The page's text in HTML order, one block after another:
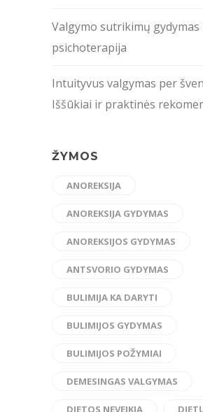
Valgymo sutrikimų gydymas
psichoterapija
Intuityvus valgymas per
Iššūkiai ir praktinės
ŽYMOS
ANOREKSIJA
ANOREKSIJA GYDYMAS
ANOREKSIJOS GYDYMAS
ANTSVORIO GYDYMAS
BULIMIJA KA DARYTI
BULIMIJOS GYDYMAS
BULIMIJOS POŽYMIAI
DEMESINGAS VALGYMAS
DIETOS NEVEIKIA